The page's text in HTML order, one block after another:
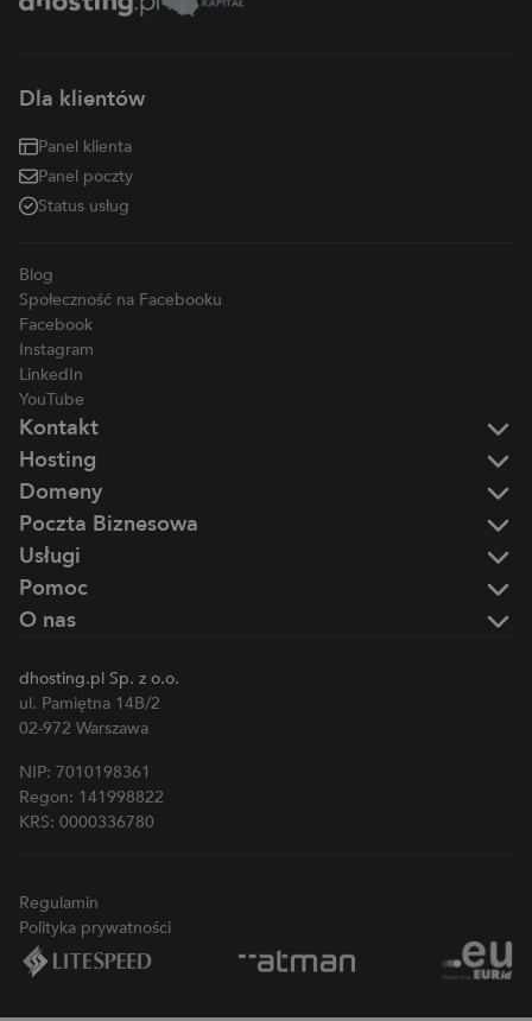
Kontakt
Hosting
Poczta Biznesowa
Pomoc
dhosting.pl Sp. z o.o.
ul. Pamiętna 14B/2
02-972 Warszawa
NIP: 7010198361
Regon: 141998822
KRS: 0000336780
Domeny
Usługi
O nas
Dla klientów
Panel klienta
Panel poczty
Status usług
Blog
Społeczność na Facebooku
Facebook
Instagram
LinkedIn
YouTube
Regulamin
Polityka prywatności